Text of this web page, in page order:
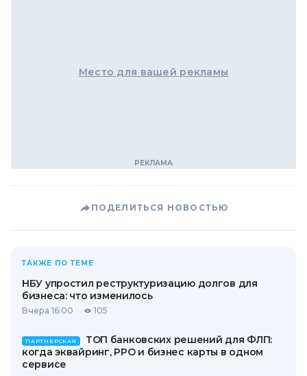
Место для вашей рекламы
ПОДЕЛИТЬСЯ НОВОСТЬЮ
ТАКЖЕ ПО ТЕМЕ
НБУ упростил реструктуризацию долгов для
бизнеса: что изменилось
Вчера 16:00 105
ПАРТНЕРСКАЯ
ТОП банковских решений для ФЛП:
когда эквайринг, РРО и бизнес карты в одном
сервисе